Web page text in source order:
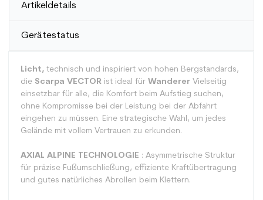
Artikeldetails
Gerätestatus
Licht, technisch und inspiriert von hohen Bergstandards,
die Scarpa VECTOR ist ideal für Wanderer Vielseitig
einsetzbar für alle, die Komfort beim Aufstieg suchen,
ohne Kompromisse bei der Leistung bei der Abfahrt
eingehen zu müssen. Eine strategische Wahl, um jedes
Gelände mit vollem Vertrauen zu erkunden.
AXIAL ALPINE TECHNOLOGIE : Asymmetrische Struktur
für präzise Fußumschließung, effiziente Kraftübertragung
und gutes natürliches Abrollen beim Klettern.